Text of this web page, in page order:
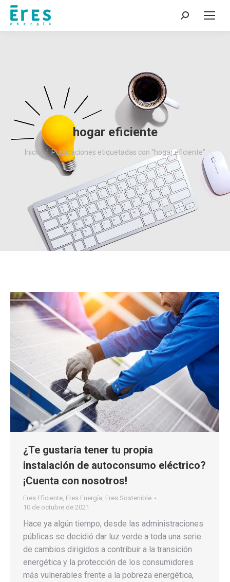
Buscar:
hogar eficiente
Estás aquí:
Inicio Publicaciones etiquetadas con "hogar eficiente"
¿Te gustaría tener tu propia
instalación de autoconsumo eléctrico?
¡Cuenta con nosotros!
Eres Eficiente Eres Energía Eres Sostenible
10 de octubre de 2021
Hace ya algún tiempo, desde las administraciones
públicas se decidió dar luz verde a toda una serie
de cambios dirigidos a contribuir a la transición
energética y la protección de los consumidores
más vulnerables frente a la pobreza energética,